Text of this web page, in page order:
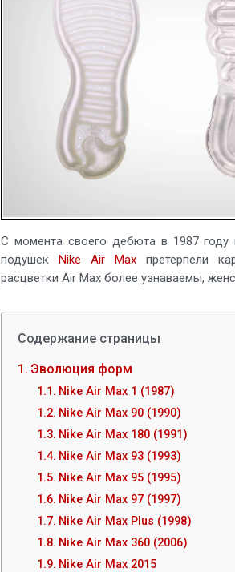
С момента своего дебюта в 1987 году
подушек Nike Air Max претерпели
расцветки Air Max более узнаваемы,
Содержание страницы
Эволюция форм
Nike Air Max 1 (1987)
Nike Air Max 90 (1990)
Nike Air Max 180 (1991)
Nike Air Max 93 (1993)
Nike Air Max 95 (1995)
Nike Air Max 97 (1997)
Nike Air Max Plus (1998)
Nike Air Max 360 (2006)
Nike Air Max 2015